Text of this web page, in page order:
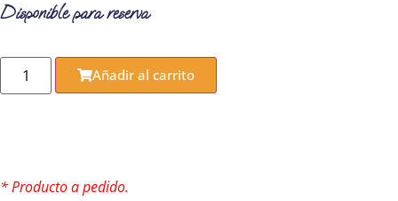
Disponible para reserva
Añadir al carrito
* Producto a pedido.